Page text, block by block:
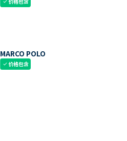
check
MARCO POLO
check价格包含